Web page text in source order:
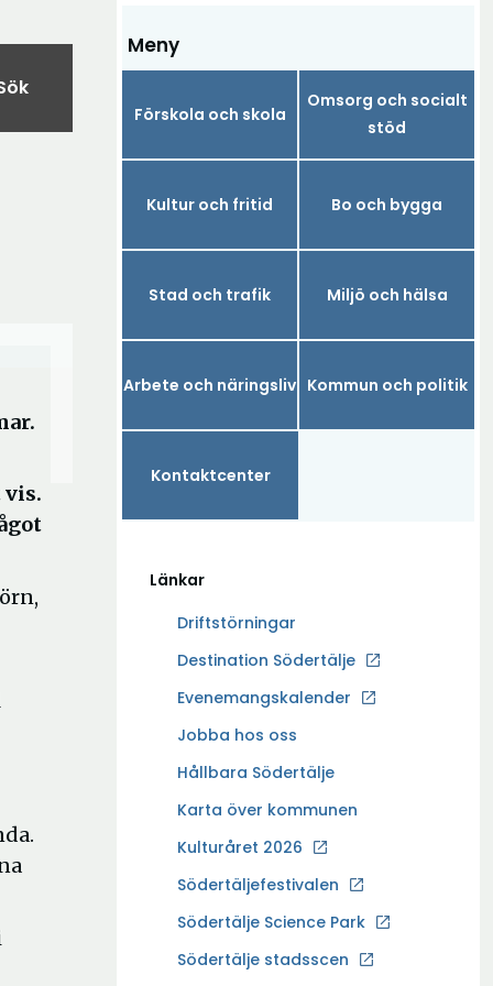
Meny
Förskola och skola
Omsorg och socialt
stöd
Kultur och fritid Bo och bygga
Stad och trafik Miljö och hälsa
Arbete och näringsliv Kommun och politik
Kontaktcenter
Länkar
Driftstörningar
Destination Södertälje
Ö
p
n
a
y
t
f
ö
Evenemangskalender
Jobba hos oss
Ö
p
n
a
y
t
Hållbara Södertälje
Karta över kommunen
Kulturåret 2026
Södertäljefestivalen
Södertälje Science Park
Ö
p
Södertälje stadsscen
vis.